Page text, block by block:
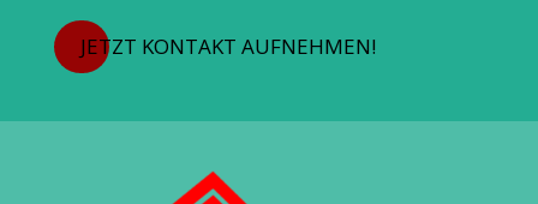
JETZT KONTAKT AUFNEHMEN!